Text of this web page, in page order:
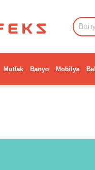
Mutfak Banyo Mobilya